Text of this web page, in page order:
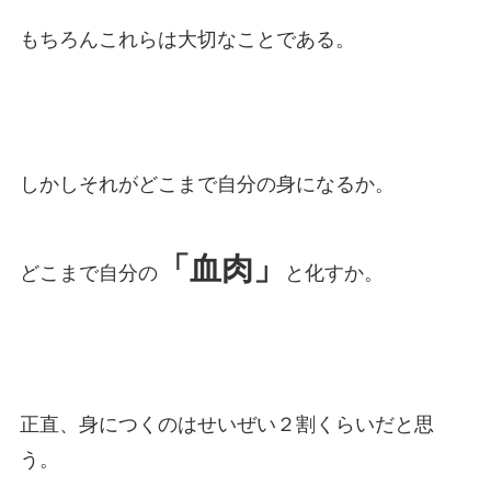
もちろんこれらは大切なことである。
しかしそれがどこまで自分の身になるか。
どこまで自分の「血肉」 と化すか。
正直、身につくのはせいぜい２割くらいだと思
う。